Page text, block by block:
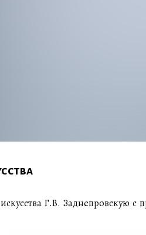
Г.В. Заднепровскую с